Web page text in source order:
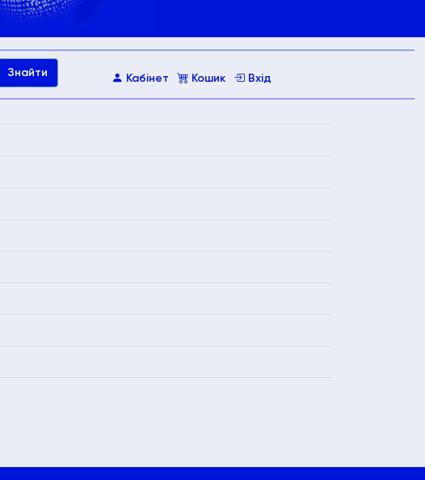
Кабінет Кошик Вхід